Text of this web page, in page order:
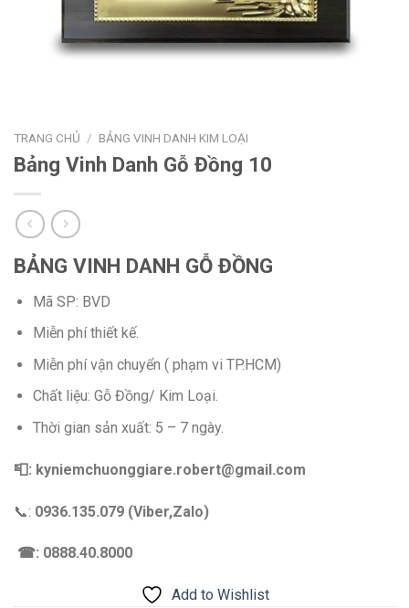
TRANG CHỦ / BẢNG VINH DANH KIM LOẠI
Bảng Vinh Danh Gỗ Đồng 10
BẢNG VINH DANH GỖ ĐỒNG
Mã SP: BVD
Miễn phí thiết kế.
Miễn phí vận chuyển ( phạm vi TP.HCM)
Chất liệu: Gỗ Đồng/ Kim Loại.
Thời gian sản xuất: 5 – 7 ngày.
📮: kyniemchuonggiare.robert@gmail.com
📞: 0936.135.079 (Viber,Zalo)
☎: 0888.40.8000
Add to Wishlist